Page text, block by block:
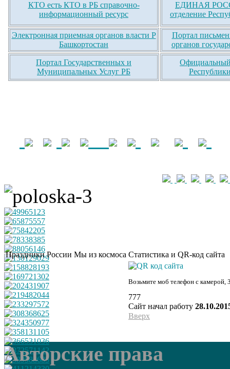
КТО есть КТО в РБ справочно-
информационный ресурс
ЕДИНАЯ
отделение
Электронная приемная органов власти Р
Башкортостан
Портал
органов
Портал Государственных и
Муниципальных Услуг РБ
Официальный
Праздники России Мы из космоса Статистика и QR-код сайта
Возьмите моб телефон с камерой,
777
Сайт начал работу
Вверх
Авторские права